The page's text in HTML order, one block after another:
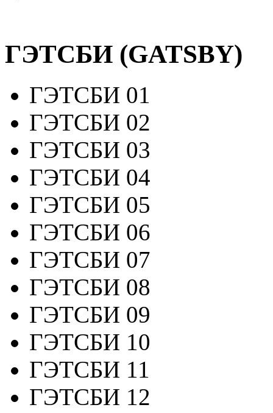
ГЭТСБИ (GATSBY)
ГЭТСБИ 01
ГЭТСБИ 02
ГЭТСБИ 03
ГЭТСБИ 04
ГЭТСБИ 05
ГЭТСБИ 06
ГЭТСБИ 07
ГЭТСБИ 08
ГЭТСБИ 09
ГЭТСБИ 10
ГЭТСБИ 11
ГЭТСБИ 12